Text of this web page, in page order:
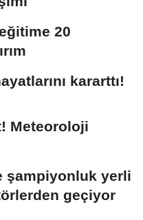
20
kararttı!
Meteoroloji
şampiyonluk yerli
geçiyor